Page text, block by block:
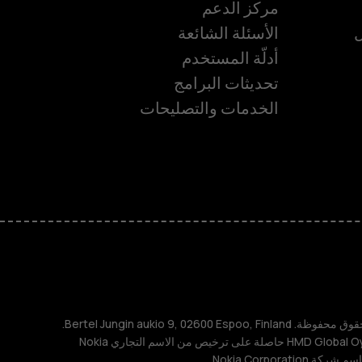
مركز الدعم
الأسئلة الشائعة
أدلّة المستخدم
تحديثات البرامج
الخدمات والتصليحات
TM و © 2026 HMD Global. جميع الحقوق محفوظة. Bertel Jungin aukio 9, 02600 Espoo, Finland.
مُعرِّف الشركة: 2724044-2. شركة HMD Global Oy حاصلة على ترخيص من الاسم التجاري Nokia